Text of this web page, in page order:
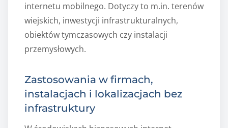
internetu mobilnego. Dotyczy to m.in. terenów
wiejskich, inwestycji infrastrukturalnych,
obiektów tymczasowych czy instalacji
przemysłowych.
Zastosowania w firmach,
instalacjach i lokalizacjach bez
infrastruktury